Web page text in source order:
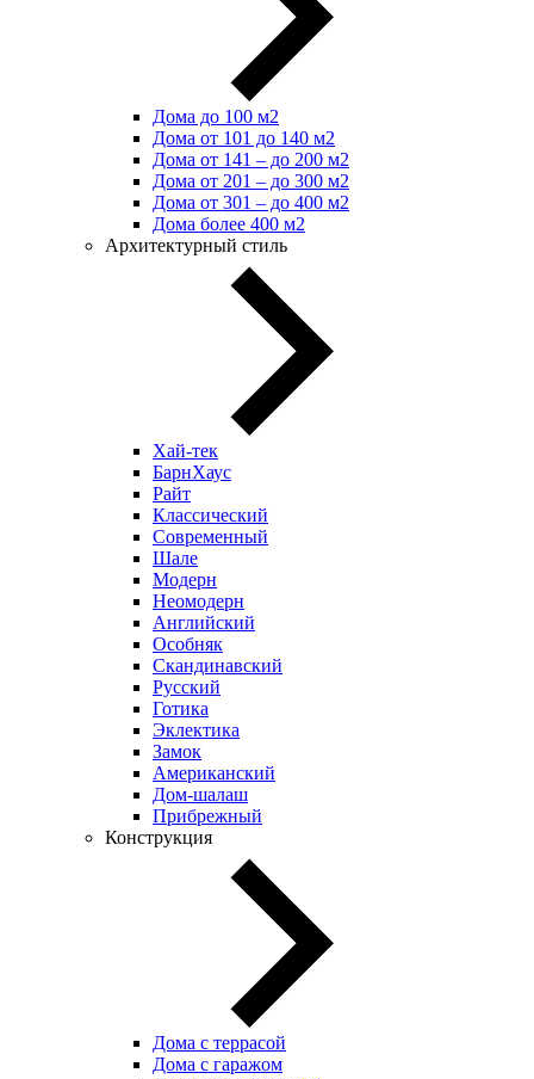
Дома до 100 м2
Дома от 101 до 140 м2
Дома от 141 – до 200 м2
Дома от 201 – до 300 м2
Дома от 301 – до 400 м2
Дома более 400 м2
Архитектурный стиль
Хай-тек
БарнХаус
Райт
Классический
Современный
Шале
Модерн
Неомодерн
Английский
Особняк
Скандинавский
Русский
Готика
Эклектика
Замок
Американский
Дом-шалаш
Прибрежный
Конструкция
Дома с террасой
Дома с гаражом